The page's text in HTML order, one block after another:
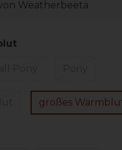
Weatherbeeta
großes